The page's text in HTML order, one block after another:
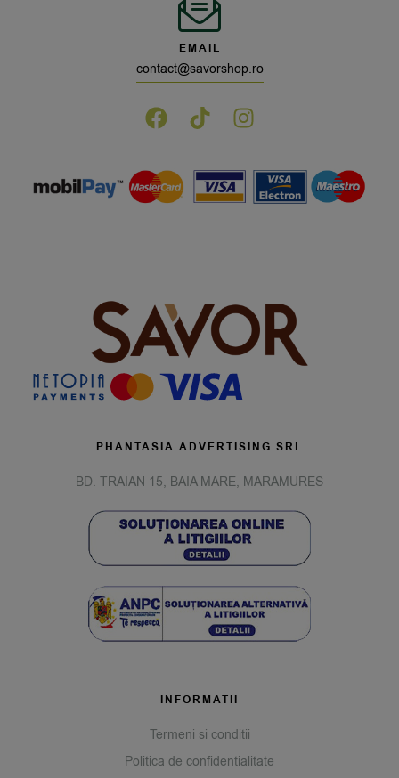
EMAIL
contact@savorshop.ro
PHANTASIA ADVERTISING SRL
BD. TRAIAN 15, BAIA MARE, MARAMURES
INFORMATII
Termeni si conditii
Politica de confidentialitate